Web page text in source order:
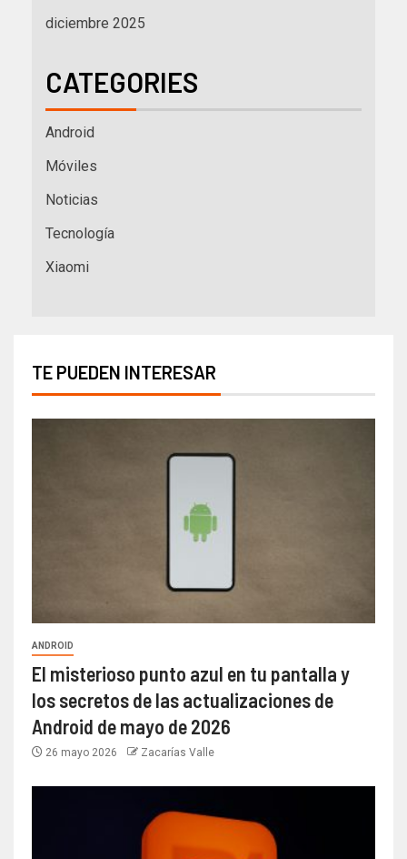
diciembre 2025
CATEGORIES
Android
Móviles
Noticias
Tecnología
Xiaomi
TE PUEDEN INTERESAR
ANDROID
El misterioso punto azul en tu pantalla y
los secretos de las actualizaciones de
Android de mayo de 2026
26 mayo 2026 Zacarías Valle